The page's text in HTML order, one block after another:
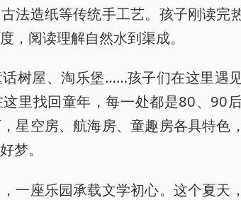
法造纸等传统手工艺。孩子刚读完
，阅读理解自然水到渠成。
树屋、淘乐堡……孩子们在这里遇
里找回童年，每一处都是80、90
星空房、航海房、童趣房各具特色
梦。
一座乐园承载文学初心。这个夏天